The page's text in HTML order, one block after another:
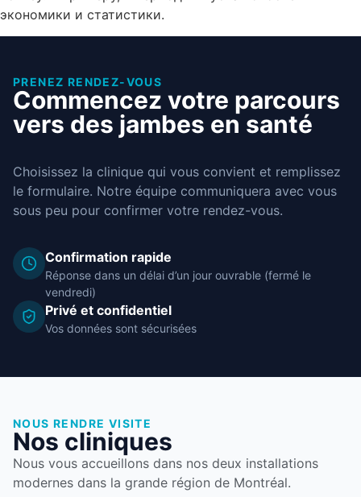
экономики и статистики.
PRENEZ RENDEZ-VOUS
Commencez votre parcours
vers des jambes en santé
Choisissez la clinique qui vous convient et remplissez
le formulaire. Notre équipe communiquera avec vous
sous peu pour confirmer votre rendez-vous.
Confirmation rapide
Réponse dans un délai d’un jour ouvrable (fermé le
vendredi)
Privé et confidentiel
Vos données sont sécurisées
NOUS RENDRE VISITE
Nos cliniques
Nous vous accueillons dans nos deux installations
modernes dans la grande région de Montréal.